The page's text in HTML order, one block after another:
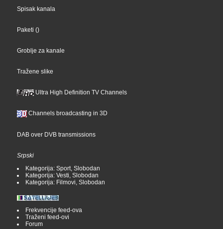
Spisak kanala
Paketi ()
Groblje za kanale
Tražene slike
Ultra High Definition TV Channels
Channels broadcasting in 3D
DAB over DVB transmissions
Srpski
Kategorija: Sport, Slobodan
Kategorija: Vesti, Slobodan
Kategorija: Filmovi, Slobodan
Frekvencije feed-ova
Traženi feed-ovi
Forum